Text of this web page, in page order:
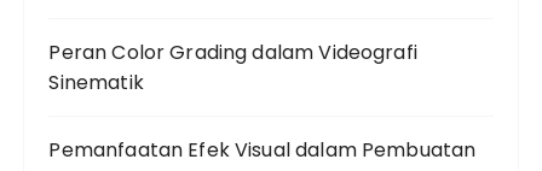
Peran Color Grading dalam Videografi
Sinematik
Pemanfaatan Efek Visual dalam Pembuatan